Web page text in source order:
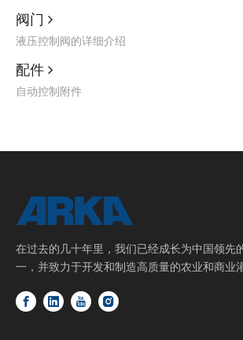
阀门 
液压控制阀的详细介绍
配件 
自动控制附件
在过去的几十年里，我们已经成长为中国领先
一，并致力于开发和制造高质量的农业和商业